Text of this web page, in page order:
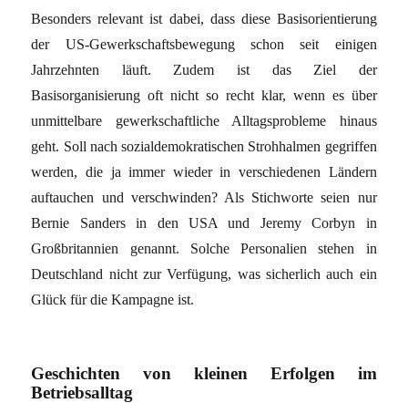
Besonders relevant ist dabei, dass diese Basisorientierung
der US-Gewerkschaftsbewegung schon seit einigen
Jahrzehnten läuft. Zudem ist das Ziel der
Basisorganisierung oft nicht so recht klar, wenn es über
unmittelbare gewerkschaftliche Alltagsprobleme hinaus
geht. Soll nach sozialdemokratischen Strohhalmen gegriffen
werden, die ja immer wieder in verschiedenen Ländern
auftauchen und verschwinden? Als Stichworte seien nur
Bernie Sanders in den USA und Jeremy Corbyn in
Großbritannien genannt. Solche Personalien stehen in
Deutschland nicht zur Verfügung, was sicherlich auch ein
Glück für die Kampagne ist.
Geschichten von kleinen Erfolgen im
Betriebsalltag